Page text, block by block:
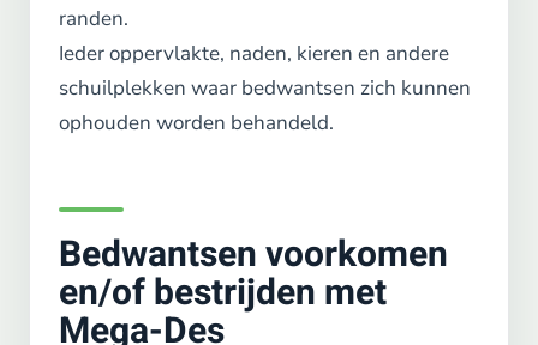
randen.
Ieder oppervlakte, naden, kieren en andere
schuilplekken waar bedwantsen zich kunnen
ophouden worden behandeld.
Bedwantsen voorkomen
en/of bestrijden met
Mega-Des